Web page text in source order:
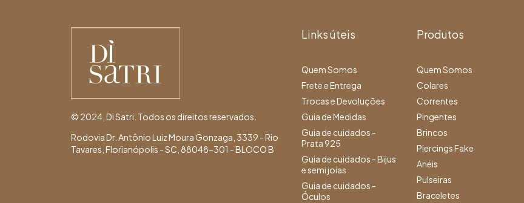
© 2024, Di Satri. Todos os direitos reservados.
Rodovia Dr. Antônio Luiz Moura Gonzaga, 3339 - Rio
Tavares, Florianópolis - SC, 88048-301 - BLOCO B
Links úteis
Quem Somos
Frete e Entrega
Trocas e Devoluções
Guia de Medidas
Guia de cuidados -
Prata 925
Guia de cuidados - Bijus
e semi joias
Guia de cuidados -
Óculos
Produtos
Quem Somos
Colares
Correntes
Pingentes
Brincos
Piercings Fake
Anéis
Pulseiras
Braceletes